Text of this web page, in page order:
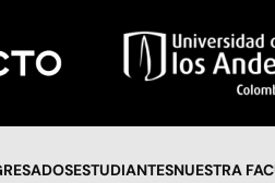
ESTUDIANTESNUESTRA